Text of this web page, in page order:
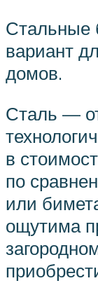
Стальные
вариант
домов.
Сталь —
в
по
или
ощутима